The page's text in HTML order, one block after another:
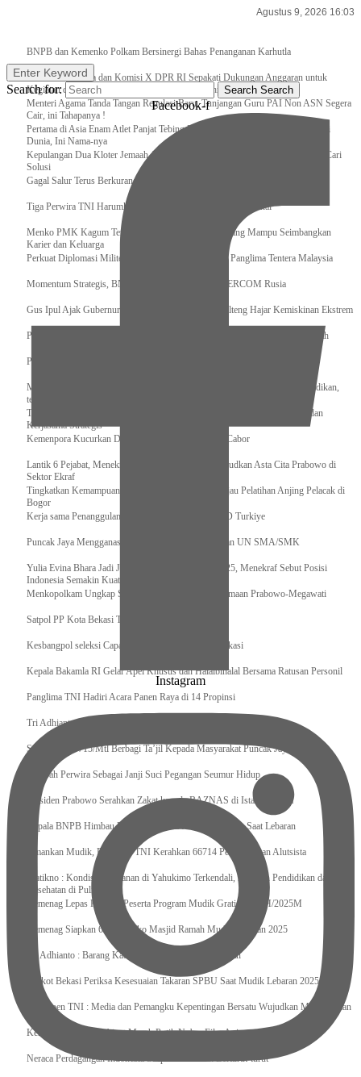
Agustus 9, 2026 16:03
BNPB dan Kemenko Polkam Bersinergi Bahas Penanganan Karhutla
Raker Kemenpora dan Komisi X DPR RI Sepakati Dukungan Anggaran untuk
Kegiatan dan Program Prioritas Pemuda dan Olahraga
Menteri Agama Tanda Tangan Regulasi Baru, Tunjangan Guru PAI Non ASN Segera
Cair, ini Tahapanya !
Pertama di Asia Enam Atlet Panjat Tebing Indonesia Taklukkan Tebing Tertinggi
Dunia, Ini Nama-nya
Kepulangan Dua Kloter Jemaah Asal Surabaya Tertunda, Kemenag Upayakan Cari
Solusi
Gagal Salur Terus Berkurang, Gus Ipul: 405 Ribu Lebih Bansos Cair
Tiga Perwira TNI Harumkan Indonesia Di Kancah Internasional
Menko PMK Kagum Terhadap Perempuan Modern yang Mampu Seimbangkan
Karier dan Keluarga
Perkuat Diplomasi Militer, Panglima TNI Terima CC Panglima Tentera Malaysia
Momentum Strategis, BNPB Terima Kunjungan EMERCOM Rusia
Gus Ipul Ajak Gubernur dan Bupati/Wali Kota se-Kalteng Hajar Kemiskinan Ekstrem
Panglima TNI Sambut Kedatangan Presiden RI Usai Lawatan ke Timur Tengah
Pengurus Pusat Pordasi Pacu Dapat Pesan dari Sri Paduka
Menag RI dan Dua Menteri Yordania Jalin Sinergi Bidang Wakaf dan Pendidikan,
termasuk Beasiswa
Tiba di Tanah Air, Presiden Prabowo Subianto Bawa Komitmen Investasi dan
Kerjasama Strategis
Kemenpora Kucurkan Dana untuk Pelatnas pada 13 Cabor
Lantik 6 Pejabat, Menekraf Tegaskan Komitmen Wujudkan Asta Cita Prabowo di
Sektor Ekraf
Tingkatkan Kemampuan K9 TNI, Panglima TNI Tinjau Pelatihan Anjing Pelacak di
Bogor
Kerja sama Penanggulangan Bencana BNPB – AFAD Turkiye
Puncak Jaya Mengganas, TNI-POLRI Solid Amankan UN SMA/SMK
Yulia Evina Bhara Jadi Juri Festival Film Cannes 2025, Menekraf Sebut Posisi
Indonesia Semakin Kuat
Menkopolkam Ungkap Spirit Persatuan dan Kebersamaan Prabowo-Megawati
Satpol PP Kota Bekasi Tertibkan PPKS
Kesbangpol seleksi Capaska 736 Siswa/i se-Kota Bekasi
Kepala Bakamla RI Gelar Apel Khusus dan Halalbihalal Bersama Ratusan Personil
Panglima TNI Hadiri Acara Panen Raya di 14 Propinsi
Tri Adhianto : Kota Bekasi Bisa Mempertahankan Keharmonisasian
Satgas Yonif 715/Mtl Berbagi Ta’jil Kepada Masyarakat Puncak Jaya
Sumpah Perwira Sebagai Janji Suci Pegangan Seumur Hidup
Presiden Prabowo Serahkan Zakat kepada BAZNAS di Istana Negara
Kepala BNPB Himbau Pemda Waspada Potensi Bencana Saat Lebaran
Amankan Mudik, Panglima TNI Kerahkan 66714 Personel Dan Alutsista
Pratikno : Kondisi Keamanan di Yahukimo Terkendali, Layanan Pendidikan dan
Kesehatan di Pulihkan
Kemenag Lepas Ratusan Peserta Program Mudik Gratis 1446 H/2025M
Kemenag Siapkan 6.180 Posko Masjid Ramah Mudik Lebaran 2025
Tri Adhianto : Barang Kadaluarsa Segera di Kembalikan
Walkot Bekasi Periksa Kesesuaian Takaran SPBU Saat Mudik Lebaran 2025
Kapuspen TNI : Media dan Pemangku Kepentingan Bersatu Wujudkan Mudik Aman
Kemenekraf Ajak Kabinet Merah Putih Nobar Film Animasi Jumbo
Neraca Perdagangan Indonesia Surplus 58 Bulan Berturut-turut
Enter Keyword
Search for: Search Search
Facebook-f
Instagram